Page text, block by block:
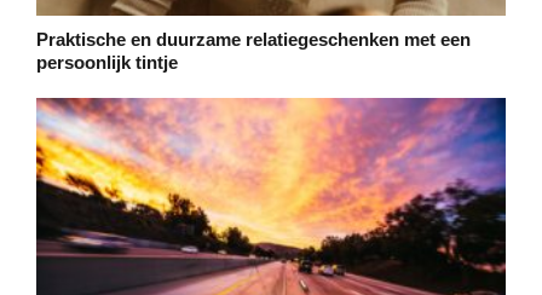
Praktische en duurzame relatiegeschenken met een
persoonlijk tintje